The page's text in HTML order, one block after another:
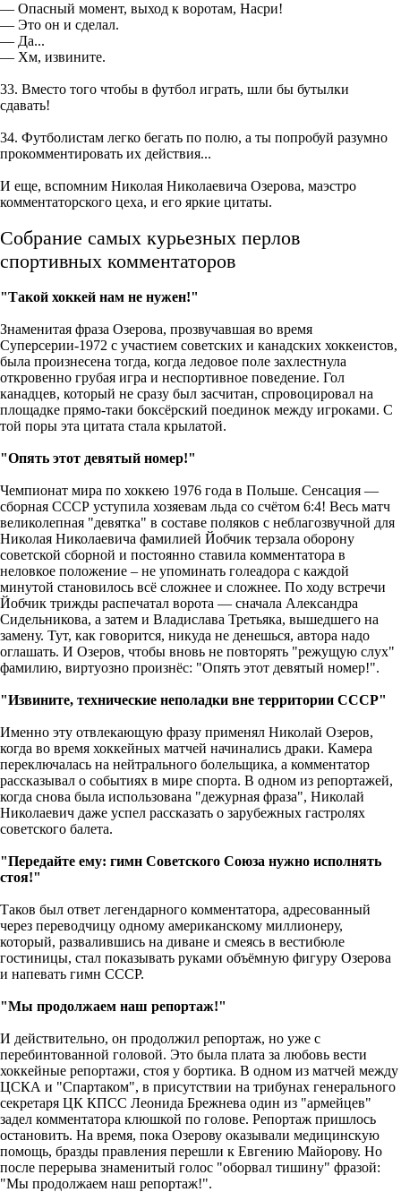
— Опасный момент, выход к воротам, Насри!
— Это он и сделал.
— Да...
— Хм, извините.
33. Вместо того чтобы в футбол играть, шли бы бутылки
сдавать!
34. Футболистам легко бегать по полю, а ты попробуй разумно
прокомментировать их действия...
И еще, вспомним Николая Николаевича Озерова, маэстро
комментаторского цеха, и его яркие цитаты.
Собрание самых курьезных перлов
спортивных комментаторов
"Такой хоккей нам не нужен!"
Знаменитая фраза Озерова, прозвучавшая во время
Суперсерии-1972 с участием советских и канадских хоккеистов,
была произнесена тогда, когда ледовое поле захлестнула
откровенно грубая игра и неспортивное поведение. Гол
канадцев, который не сразу был засчитан, спровоцировал на
площадке прямо-таки боксёрский поединок между игроками. С
той поры эта цитата стала крылатой.
"Опять этот девятый номер!"
Чемпионат мира по хоккею 1976 года в Польше. Сенсация —
сборная СССР уступила хозяевам льда со счётом 6:4! Весь матч
великолепная "девятка" в составе поляков с неблагозвучной для
Николая Николаевича фамилией Йобчик терзала оборону
советской сборной и постоянно ставила комментатора в
неловкое положение – не упоминать голеадора с каждой
минутой становилось всё сложнее и сложнее. По ходу встречи
Йобчик трижды распечатал ворота — сначала Александра
Сидельникова, а затем и Владислава Третьяка, вышедшего на
замену. Тут, как говорится, никуда не денешься, автора надо
оглашать. И Озеров, чтобы вновь не повторять "режущую слух"
фамилию, виртуозно произнёс: "Опять этот девятый номер!".
"Извините, технические неполадки вне территории СССР"
Именно эту отвлекающую фразу применял Николай Озеров,
когда во время хоккейных матчей начинались драки. Камера
переключалась на нейтрального болельщика, а комментатор
рассказывал о событиях в мире спорта. В одном из репортажей,
когда снова была использована "дежурная фраза", Николай
Николаевич даже успел рассказать о зарубежных гастролях
советского балета.
"Передайте ему: гимн Советского Союза нужно исполнять
стоя!"
Таков был ответ легендарного комментатора, адресованный
через переводчицу одному американскому миллионеру,
который, развалившись на диване и смеясь в вестибюле
гостиницы, стал показывать руками объёмную фигуру Озерова
и напевать гимн СССР.
"Мы продолжаем наш репортаж!"
И действительно, он продолжил репортаж, но уже с
перебинтованной головой. Это была плата за любовь вести
хоккейные репортажи, стоя у бортика. В одном из матчей между
ЦСКА и "Спартаком", в присутствии на трибунах генерального
секретаря ЦК КПСС Леонида Брежнева один из "армейцев"
задел комментатора клюшкой по голове. Репортаж пришлось
остановить. На время, пока Озерову оказывали медицинскую
помощь, бразды правления перешли к Евгению Майорову. Но
после перерыва знаменитый голос "оборвал тишину" фразой:
"Мы продолжаем наш репортаж!".